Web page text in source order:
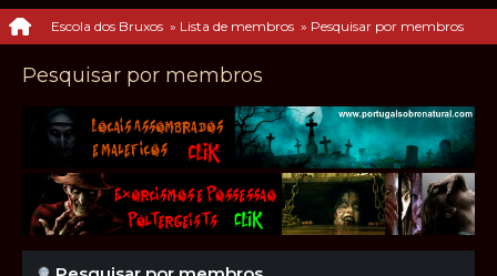
Escola dos Bruxos » Lista de membros » Pesquisar por membros
Pesquisar por membros